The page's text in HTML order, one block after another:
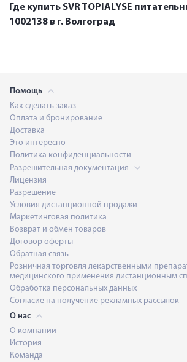
Где купить SVR TOPIALYSE
1002138 в г. Волгоград
Помощь
Как сделать заказ
Оплата и бронирование
Доставка
Это интересно
Политика конфиденциальности
Разрешительная документация
Лицензия
Разрешение
Условия дистанционной продажи
Маркетинговая политика
Возврат и обмен товаров
Договор оферты
Обратная связь
Розничная торговля лекарственными
медицинского применения дистанционным
Обработка персональных данных
Согласие на получение рекламных рассылок
О нас
О компании
История
Команда